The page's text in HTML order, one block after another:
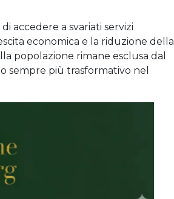
accedere a svariati servizi
economica e la riduzione della
popolazione rimane esclusa dal
sempre più trasformativo nel